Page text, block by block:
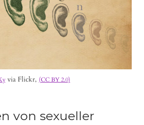
via Flickr, (CC BY 2.0)
von sexueller